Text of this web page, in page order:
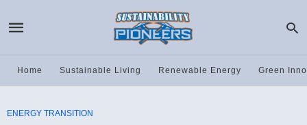
Home Sustainable Living Renewable Energy Green
ENERGY TRANSITION